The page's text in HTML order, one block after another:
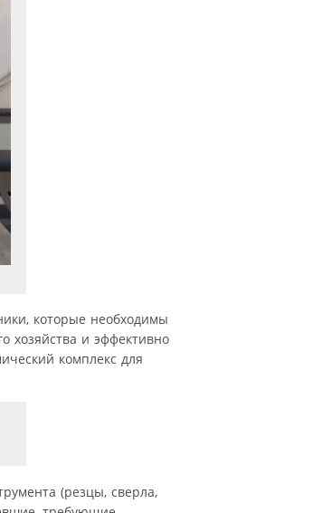
которые необходимы
хозяйства и эффективно
комплекс для
(резцы, сверла,